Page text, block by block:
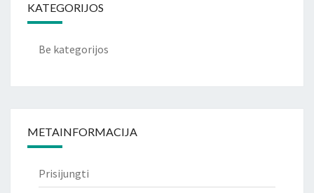
KATEGORIJOS
Be kategorijos
METAINFORMACIJA
Prisijungti